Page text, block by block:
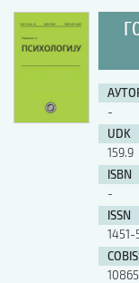
ISSN
COBISS.SR-ID
-
UDK
159.9
ISBN
-
ISSN
1451-